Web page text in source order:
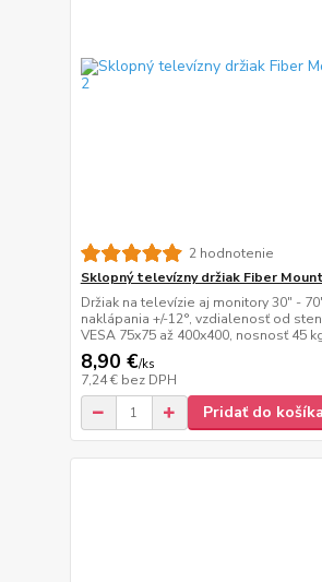
2 hodnotenie
Sklopný televízny držiak Fiber
Držiak na televízie aj monitory 30" -
naklápania +/-12°, vzdialenosť od
VESA 75x75 až 400x400, nosnosť 45
8,90 €/ks
7,24 € bez DPH
Pridať do košíka